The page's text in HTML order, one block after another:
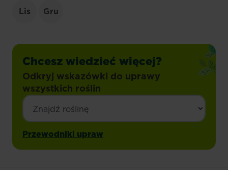
Lis Gru
Chcesz wiedzieć więcej?
Odkryj wskazówki do uprawy
wszystkich roślin
Przewodniki upraw